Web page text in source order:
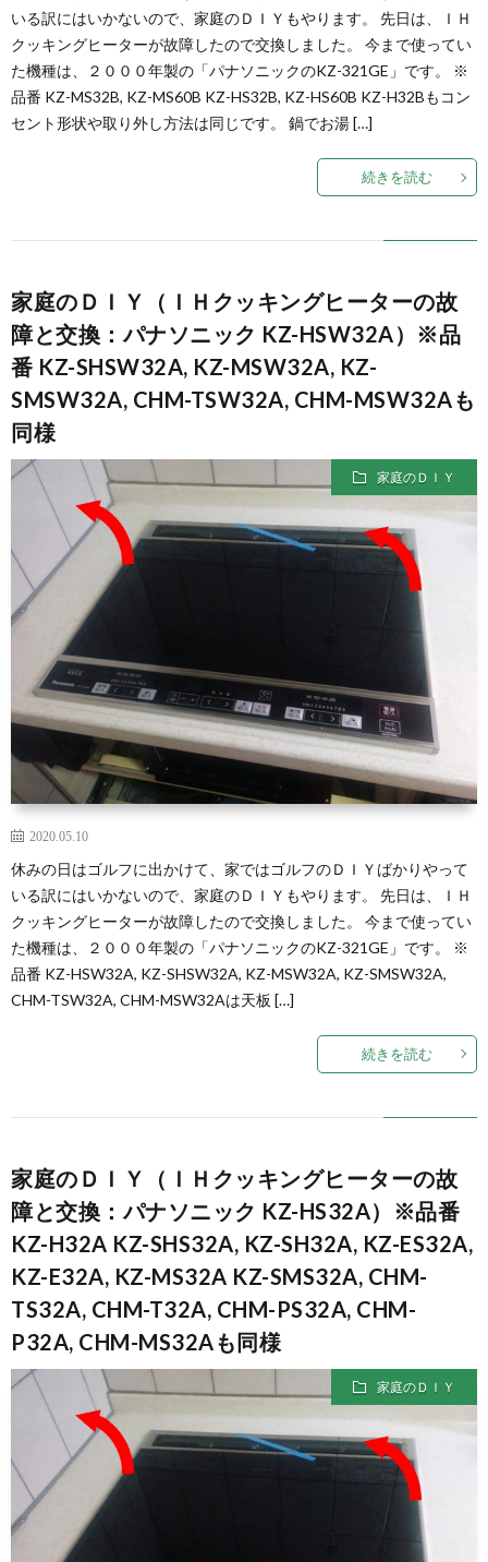
いる訳にはいかないので、家庭のＤＩＹもやります。 先日は、ＩＨ
クッキングヒーターが故障したので交換しました。 今まで使ってい
た機種は、２０００年製の「パナソニックのKZ-321GE」です。 ※
品番 KZ-MS32B, KZ-MS60B KZ-HS32B, KZ-HS60B KZ-H32Bもコン
セント形状や取り外し方法は同じです。 鍋でお湯 […]
続きを読む
家庭のＤＩＹ（ＩＨクッキングヒーターの故
障と交換：パナソニック KZ-HSW32A）※品
番 KZ-SHSW32A, KZ-MSW32A, KZ-
SMSW32A, CHM-TSW32A, CHM-MSW32Aも
同様
家庭のＤＩＹ
2020.05.10
休みの日はゴルフに出かけて、家ではゴルフのＤＩＹばかりやって
いる訳にはいかないので、家庭のＤＩＹもやります。 先日は、ＩＨ
クッキングヒーターが故障したので交換しました。 今まで使ってい
た機種は、２０００年製の「パナソニックのKZ-321GE」です。 ※
品番 KZ-HSW32A, KZ-SHSW32A, KZ-MSW32A, KZ-SMSW32A,
CHM-TSW32A, CHM-MSW32Aは天板 […]
続きを読む
家庭のＤＩＹ（ＩＨクッキングヒーターの故
障と交換：パナソニック KZ-HS32A）※品番
KZ-H32A KZ-SHS32A, KZ-SH32A, KZ-ES32A,
KZ-E32A, KZ-MS32A KZ-SMS32A, CHM-
TS32A, CHM-T32A, CHM-PS32A, CHM-
P32A, CHM-MS32Aも同様
家庭のＤＩＹ